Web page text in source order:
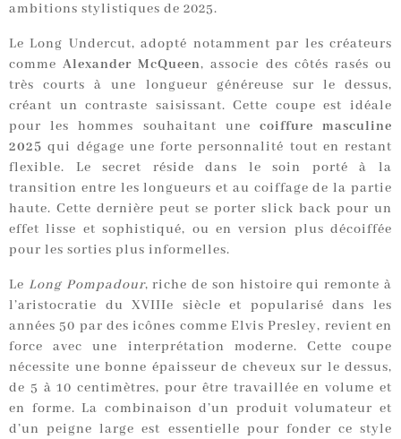
ambitions stylistiques de 2025.
Le Long Undercut, adopté notamment par les créateurs
commeAlexander McQueen, associe des côtés rasés ou
très courts à une longueur généreuse sur le dessus,
créant un contraste saisissant. Cette coupe est idéale
pour les hommes souhaitant une coiffure masculine
2025 qui dégage une forte personnalité tout en restant
flexible. Le secret réside dans le soin porté à la
transition entre les longueurs et au coiffage de la partie
haute. Cette dernière peut se porter slick back pour un
effet lisse et sophistiqué, ou en version plus décoiffée
pour les sorties plus informelles.
Le Long Pompadour, riche de son histoire qui remonte à
l’aristocratie du XVIIIe siècle et popularisé dans les
années 50 par des icônes comme Elvis Presley, revient en
force avec une interprétation moderne. Cette coupe
nécessite une bonne épaisseur de cheveux sur le dessus,
de 5 à 10 centimètres, pour être travaillée en volume et
en forme. La combinaison d’un produit volumateur et
d’un peigne large est essentielle pour fonder ce style